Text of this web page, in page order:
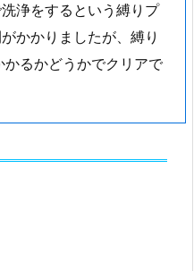
浄をするという縛りプ
かかりましたが、縛り
るかどうかでクリアで